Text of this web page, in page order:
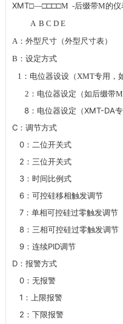
XMT□—□□□□M -后缀带M的
A B C D E
A：外型尺寸（外型尺寸表）
B ：设定方式
1 ：电位器设设（XMT专用，
2 ：电位器设定（如后缀带M
8：电位器设定（XMT-DA专
C：调节方式
0：二位开关式
2 ：三位开关式
3：时间比例式
6：可控硅移相触发调节
7：单相可控硅过零触发调节
8：三相可控硅过零触发调节
9：连续PID调节
D：报警方式
0：无报警
1 ：上限报警
2 ：下限报警